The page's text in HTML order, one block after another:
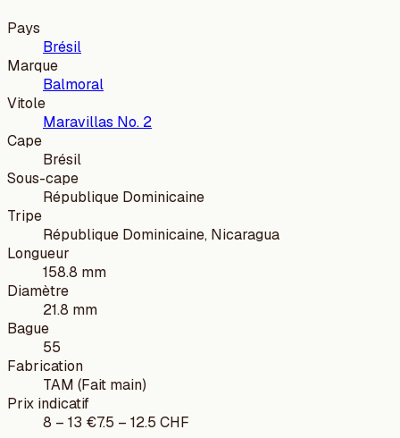
Pays
Brésil
Marque
Balmoral
Vitole
Maravillas No. 2
Cape
Brésil
Sous-cape
République Dominicaine
Tripe
République Dominicaine, Nicaragua
Longueur
158.8 mm
Diamètre
21.8 mm
Bague
55
Fabrication
TAM (Fait main)
Prix indicatif
8 – 13 €7.5 – 12.5 CHF